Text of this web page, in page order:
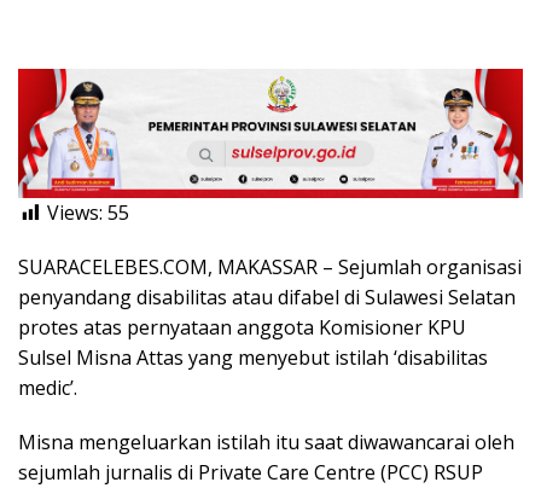
Views: 55
SUARACELEBES.COM, MAKASSAR – Sejumlah organisasi
penyandang disabilitas atau difabel di Sulawesi Selatan
protes atas pernyataan anggota Komisioner KPU
Sulsel Misna Attas yang menyebut istilah ‘disabilitas
medic’.
Misna mengeluarkan istilah itu saat diwawancarai oleh
sejumlah jurnalis di Private Care Centre (PCC) RSUP